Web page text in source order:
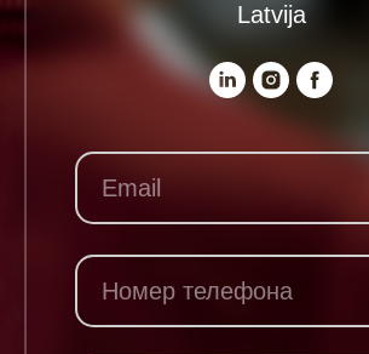
Latvija